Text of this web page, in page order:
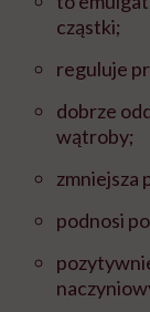
cząstki;
reguluje
dobrze
wątroby;
zmniejsza
podnosi